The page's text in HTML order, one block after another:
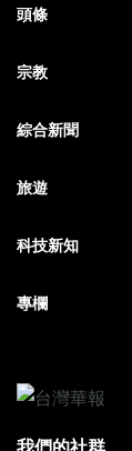
頭條
宗教
綜合新聞
旅遊
科技新知
專欄